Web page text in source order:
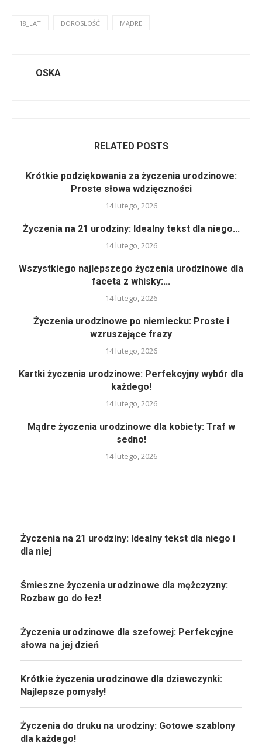
18_LAT DOROSŁOŚĆ MĄDRE
OSKA
RELATED POSTS
Krótkie podziękowania za życzenia urodzinowe:
Proste słowa wdzięczności
14 lutego, 2026
Życzenia na 21 urodziny: Idealny tekst dla niego...
14 lutego, 2026
Wszystkiego najlepszego życzenia urodzinowe dla
faceta z whisky:...
14 lutego, 2026
Życzenia urodzinowe po niemiecku: Proste i
wzruszające frazy
14 lutego, 2026
Kartki życzenia urodzinowe: Perfekcyjny wybór dla
każdego!
14 lutego, 2026
Mądre życzenia urodzinowe dla kobiety: Traf w
sedno!
14 lutego, 2026
Życzenia na 21 urodziny: Idealny tekst dla niego i
dla niej
Śmieszne życzenia urodzinowe dla mężczyzny:
Rozbaw go do łez!
Życzenia urodzinowe dla szefowej: Perfekcyjne
słowa na jej dzień
Krótkie życzenia urodzinowe dla dziewczynki:
Najlepsze pomysły!
Życzenia do druku na urodziny: Gotowe szablony
dla każdego!